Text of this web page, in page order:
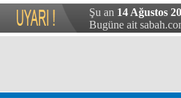
Şu an 14 Ağustos
Bugüne ait